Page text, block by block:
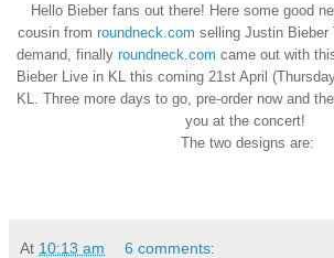
Hello Bieber fans out there! Here some good
cousin from roundneck.com selling Justin Bieber
demand, finally roundneck.com came out with
Bieber Live in KL this coming 21st April
KL. Three more days to go, pre-order now and
you at the concert!
The two designs are:
At 10:13 am 6 comments: